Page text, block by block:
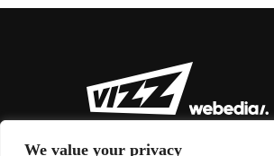
We value your privacy